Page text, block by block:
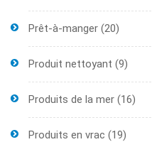
Prêt-à-manger (20)
Produit nettoyant (9)
Produits de la mer (16)
Produits en vrac (19)